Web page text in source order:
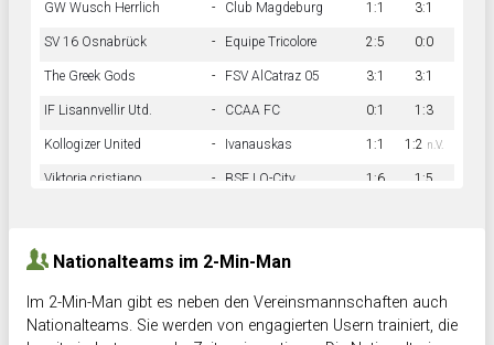
GW Wusch Herrlich - Club Magdeburg 1:1 3:1
SV 16 Osnabrück - Equipe Tricolore 2:5 0:0
The Greek Gods - FSV AlCatraz 05 3:1 3:1
IF Lisannvellir Utd. - CCAA FC 0:1 1:3
Kollogizer United - Ivanauskas 1:1 1:2 n.V.
Viktoria cristiano - BSF LO-City 1:6 1:5
Nationalteams im 2-Min-Man
Im 2-Min-Man gibt es neben den Vereinsmannschaften auch
Nationalteams. Sie werden von engagierten Usern trainiert, die